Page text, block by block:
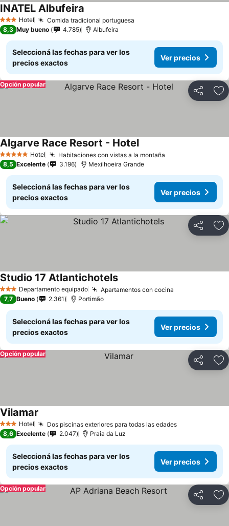
3 Estrellas
Hotel Comida tradicional portuguesa
INATEL Albufeira
8,3 Muy bueno 4.785 Albufeira
Seleccioná las fechas para ver los
precios exactos
Ver precios
Compartir
Opción popular
5 Estrellas Hotel Habitaciones con vistas a la montaña
Algarve Race Resort - HotelVer precios
8,5 Excelente 3.196 Mexilhoeira Grande
Seleccioná las fechas para ver los
precios exactos
Ver precios
Compartir
3 EstrellasDepartamento equipado Apartamentos con cocina
Studio 17 AtlantichotelsVer precios
7,7 Bueno 2.361 Portimão
Seleccioná las fechas para ver los
precios exactos
Ver precios
Compartir
Opción popular
3 Estrellas
Hotel Dos piscinas exteriores para todas las edadesVer precios
Vilamar
8,6 Excelente 2.047 Praia da Luz
Seleccioná las fechas para ver los
precios exactos
Ver precios
Compartir
Opción popular